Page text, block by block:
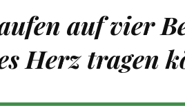
auf vier
Herz tragen